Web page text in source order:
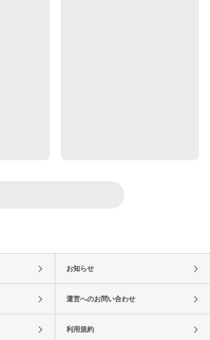
お知らせ
運営へのお問い合わせ
利用規約